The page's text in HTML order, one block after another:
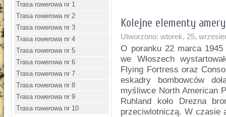
Trasa rowerowa nr 1
Trasa rowerowa nr 2
Trasa rowerowa nr 3
Trasa rowerowa nr 4
Trasa rowerowa nr 5
Trasa rowerowa nr 6
Trasa rowerowa nr 7
Trasa rowerowa nr 8
Trasa rowerowa nr 9
Trasa rowerowa nr 10
Kolejne elementy
Utworzono: wtorek, 25,
O poranku 22 marca
we Włoszech
Flying Fortress oraz
eskadry bombowców
myśliwce North American
Ruhland koło Drezna
przeciwlotniczą. W czasie